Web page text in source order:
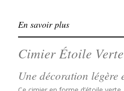
En savoir plus
Cimier Étoile
Une décoration légère